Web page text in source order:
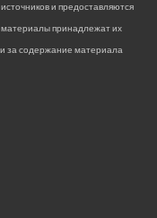
и предоставляются
материалы принадлежат их
за содержание материала